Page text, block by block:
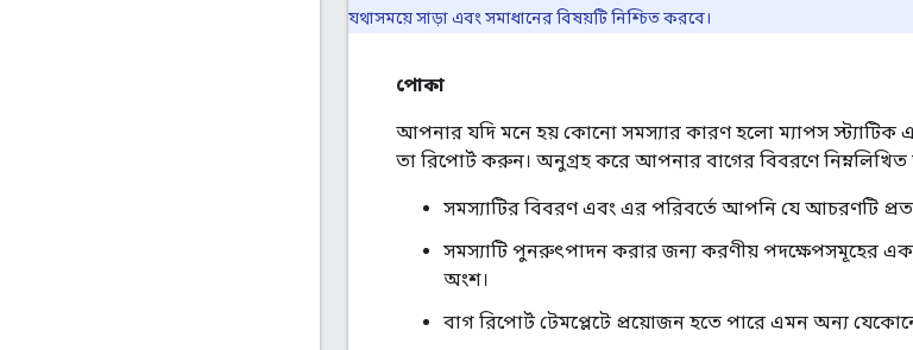
যথাসময়ে সাড়া এবং সমাধানের বিষয়টি নিশ্চিত করবে।
পোকা
আপনার যদি মনে হয় কোনো সমস্যার কারণ হলো ম্যাপস স্ট্যাটিক
তা রিপোর্ট করুন। অনুগ্রহ করে আপনার বাগের বিবরণে
সমস্যাটির বিবরণ এবং এর পরিবর্তে আপনি যে আচরণটি
সমস্যাটি পুনরুৎপাদন করার জন্য করণীয় পদক্ষেপসমূহের
অংশ।
বাগ রিপোর্ট টেমপ্লেটে প্রয়োজন হতে পারে এমন অন্য